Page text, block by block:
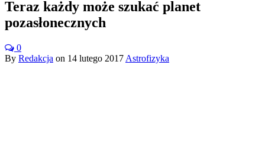
Teraz każdy może szukać planet
pozasłonecznych
0
By Redakcja on 14 lutego 2017 Astrofizyka